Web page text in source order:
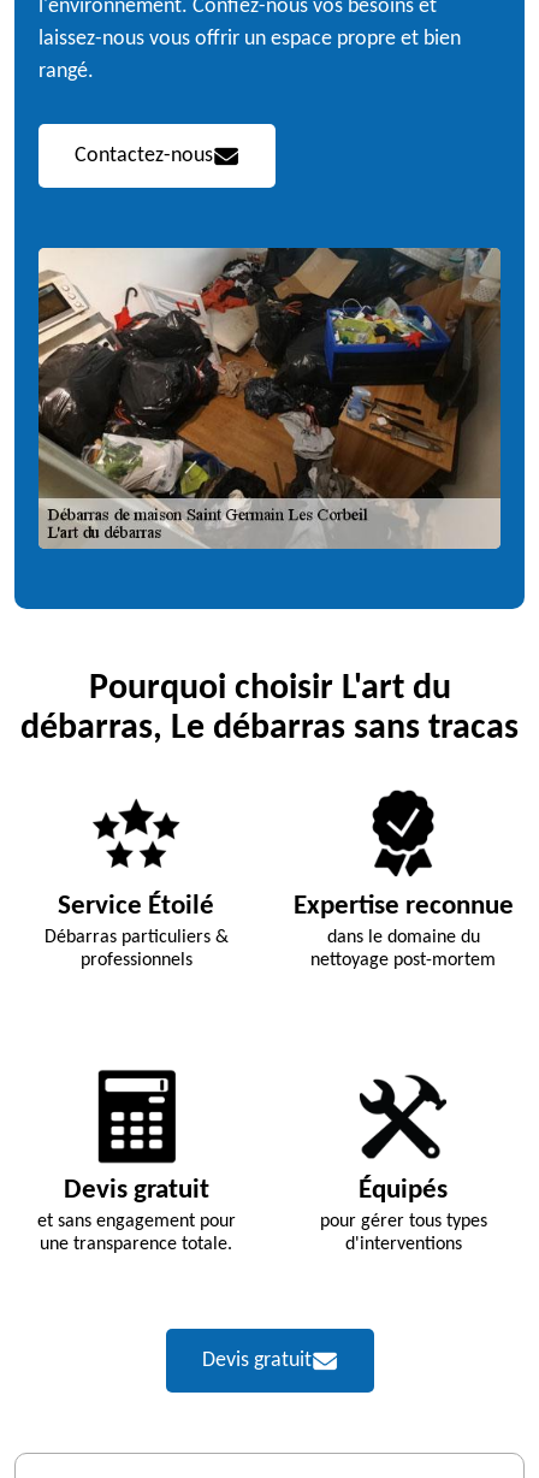
l'environnement. Confiez-nous vos besoins et
laissez-nous vous offrir un espace propre et bien
rangé.
Contactez-nous
Pourquoi choisir L'art du
débarras, Le débarras sans tracas
Service Étoilé
Débarras particuliers &
professionnels
Expertise reconnue
dans le domaine du
nettoyage post-mortem
Devis gratuit
et sans engagement pour
une transparence totale.
Équipés
pour gérer tous types
d'interventions
Devis gratuit